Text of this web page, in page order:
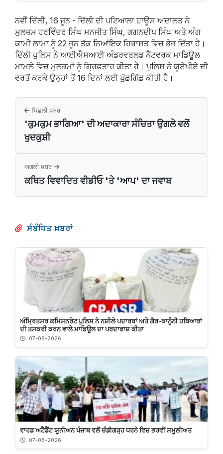
ਨਵੀਂ ਦਿੱਲੀ, 16 ਜੂਨ - ਦਿੱਲੀ ਦੀ ਪਟਿਆਲਾ ਹਾਊਸ ਅਦਾਲਤ ਨੇ
ਮੁਲਜ਼ਮ ਹਰਵਿੰਦਰ ਸਿੰਘ ਮਨਜੀਤ ਸਿੰਘ, ਗਗਨਦੀਪ ਸਿੰਘ ਅਤੇ ਅੰਗ
ਕਾਮੀ ਲਾਮਾ ਨੂੰ 22 ਜੂਨ ਤੱਕ ਨਿਆਂਇਕ ਹਿਰਾਸਤ ਵਿਚ ਭੇਜ ਦਿੱਤਾ ਹੈ।
ਦਿੱਲੀ ਪੁਲਿਸ ਨੇ ਆਈਐਸਆਈ ਅੰਡਰਵਰਲਡ ਨੈੱਟਵਰਕ ਮਾਡਿਊਲ
ਮਾਮਲੇ ਵਿਚ ਮੁਲਜ਼ਮਾਂ ਨੂੰ ਗ੍ਰਿਫ਼ਤਾਰ ਕੀਤਾ ਹੈ। ਪੁਲਿਸ ਨੇ ਯੂਏਪੀਏ ਦੀ
ਵਰਤੋਂ ਕਰਕੇ ਉਨ੍ਹਾਂ ਤੋਂ 16 ਦਿਨਾਂ ਲਈ ਪੁੱਛਗਿੱਛ ਕੀਤੀ ਹੈ।
ਪਿਛਲੀ ਖ਼ਬਰ
'ਕੁਮਕੁਮ ਭਾਗਿਆ' ਦੀ ਅਦਾਕਾਰਾ ਸੰਚਿਤਾ ਉਗਲੇ ਵਲੋਂ
ਖੁਦਕੁਸ਼ੀ
ਅਗਲੀ ਖ਼ਬਰ
ਕਥਿਤ ਵਿਵਾਦਿਤ ਵੀਡੀਓ 'ਤੇ 'ਆਪ' ਦਾ ਜਵਾਬ
ਸੰਬੰਧਿਤ ਖ਼ਬਰਾਂ
ਅੰਮ੍ਰਿਤਸਰ ਕਮਿਸ਼ਨਰੇਟ ਪੁਲਿਸ ਨੇ ਨਸ਼ੀਲੇ ਪਦਾਰਥਾਂ ਅਤੇ ਗੈਰ-ਕਾਨੂੰਨੀ ਹਥਿਆਰਾਂ
ਦੀ ਤਸਕਰੀ ਕਰਨ ਵਾਲੇ ਮਾਡਿਊਲ ਦਾ ਪਰਦਾਫਾਸ਼ ਕੀਤਾ
07-08-2026
ਵਾਰਡ ਅਟੈਡੈਂਟ ਯੂਨੀਅਨ ਪੰਜਾਬ ਵਲੋਂ ਚੰਡੀਗੜ੍ਹ ਧਰਨੇ ਵਿਚ ਭਰਵੀਂ ਸ਼ਮੂਲੀਅਤ
07-08-2026